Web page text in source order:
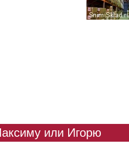
или Игорю